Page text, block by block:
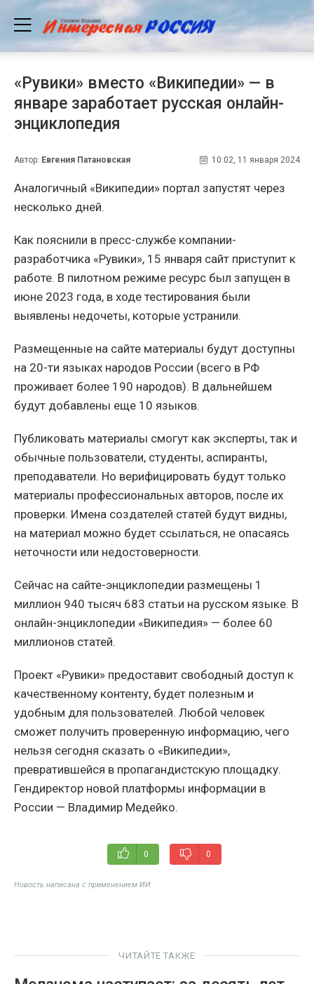
«Рувики» вместо «Википедии» — в
январе заработает русская онлайн-
энциклопедия
Автор: Евгения Патановская 10:02, 11 января 2024
Аналогичный «Википедии» портал запустят через
несколько дней.
Как пояснили в пресс-службе компании-
разработчика «Рувики», 15 января сайт приступит к
работе. В пилотном режиме ресурс был запущен в
июне 2023 года, в ходе тестирования были
выявлены недочеты, которые устранили.
Размещенные на сайте материалы будут доступны
на 20-ти языках народов России (всего в РФ
проживает более 190 народов). В дальнейшем
будут добавлены еще 10 языков.
Публиковать материалы смогут как эксперты, так и
обычные пользователи, студенты, аспиранты,
преподаватели. Но верифицировать будут только
материалы профессиональных авторов, после их
проверки. Имена создателей статей будут видны,
на материал можно будет ссылаться, не опасаясь
неточности или недостоверности.
Сейчас на сайте-энциклопедии размещены 1
миллион 940 тысяч 683 статьи на русском языке. В
онлайн-энциклопедии «Википедия» — более 60
миллионов статей.
Проект «Рувики» предоставит свободный доступ к
качественному контенту, будет полезным и
удобным для пользователей. Любой человек
сможет получить проверенную информацию, чего
нельзя сегодня сказать о «Википедии»,
превратившейся в пропагандистскую площадку.
Гендиректор новой платформы информации в
России — Владимир Медейко.
0 0
Новость написана с применением ИИ
ЧИТАЙТЕ ТАКЖЕ